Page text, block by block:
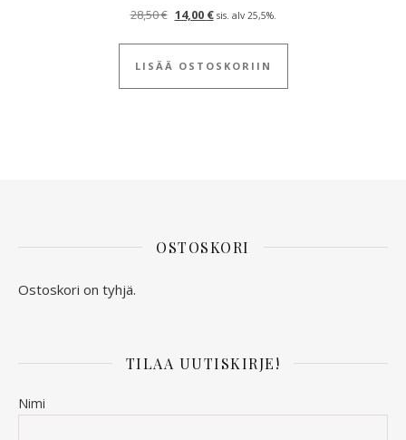
28,50€ Alkuperäinen hinta oli: 28,50 €.
14,00 €Nykyinen hinta on: 14,00 €.
sis. alv 25,5%.
LISÄÄ OSTOSKORIIN
OSTOSKORI
Ostoskori on tyhjä.
TILAA UUTISKIRJE!
Nimi